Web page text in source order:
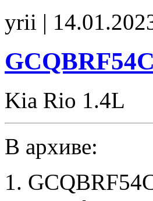
E2
yrii |
Kia Rio 1.4L
В архиве: